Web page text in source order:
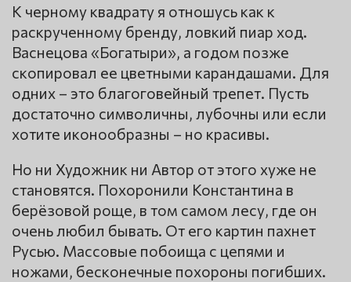
К черному квадрату я отношусь как к
раскрученному бренду, ловкий пиар ход.
Васнецова «Богатыри», а годом позже
скопировал ее цветными карандашами. Для
одних – это благоговейный трепет. Пусть
достаточно символичны, лубочны или если
хотите иконообразны – но красивы.
Но ни Художник ни Автор от этого хуже не
становятся. Похоронили Константина в
берёзовой роще, в том самом лесу, где он
очень любил бывать. От его картин пахнет
Русью. Массовые побоища с цепями и
ножами, бесконечные похороны погибших.